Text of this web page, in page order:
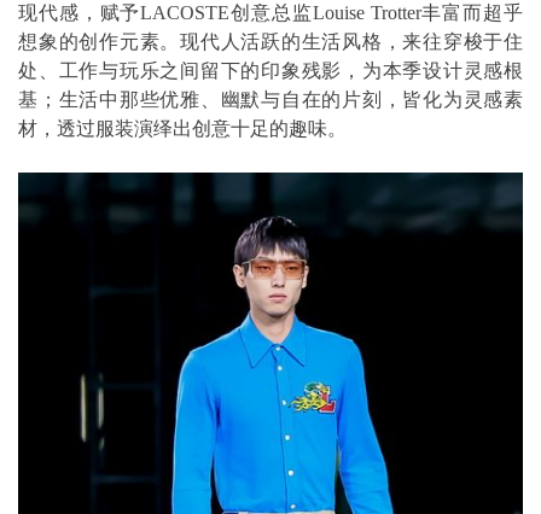
现代感，赋予LACOSTE创意总监Louise Trotter丰富而超乎
想象的创作元素。现代人活跃的生活风格，来往穿梭于住
处、工作与玩乐之间留下的印象残影，为本季设计灵感根
基；生活中那些优雅、幽默与自在的片刻，皆化为灵感素
材，透过服装演绎出创意十足的趣味。